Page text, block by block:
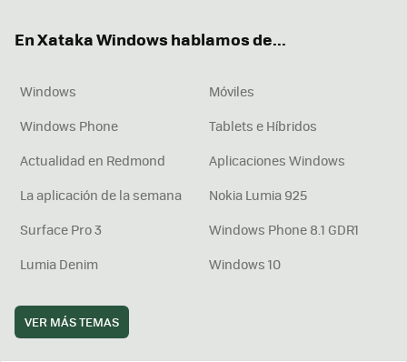
En Xataka Windows hablamos de...
Windows
Móviles
Windows Phone
Tablets e Híbridos
Actualidad en Redmond
Aplicaciones Windows
La aplicación de la semana
Nokia Lumia 925
Surface Pro 3
Windows Phone 8.1 GDR1
Lumia Denim
Windows 10
VER MÁS TEMAS